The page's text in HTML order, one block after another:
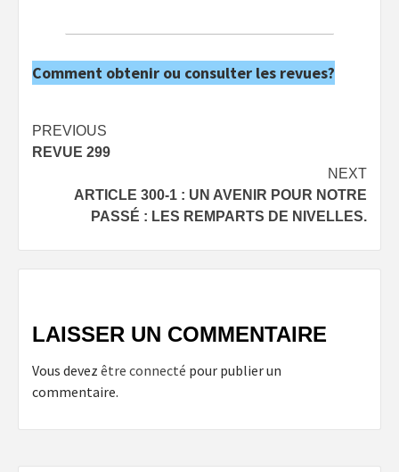
Comment obtenir ou consulter les revues?
Post
navigation
PREVIOUS
REVUE 299
NEXT
ARTICLE 300-1 : UN AVENIR POUR NOTRE
PASSÉ : LES REMPARTS DE NIVELLES.
LAISSER UN COMMENTAIRE
Vous devez être connecté pour publier un
commentaire.